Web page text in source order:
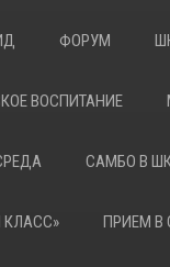
ФОРУМ
ВОСПИТАНИЕ
САМБО В
КЛАСС» ПРИЕМ В